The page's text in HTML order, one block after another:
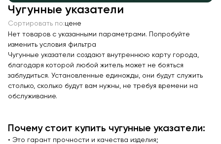
Качалки на пружине
Игровые домики
Канатные дороги
Песочницы
Игровые элементы
Теневые навесы для детских садов
МАФ
Чугунные указатели
Сортировать по:цене
Нет товаров с указанными параметрами. Попробуйте
изменить условия фильтра
Чугунные указатели создают внутреннюю карту города,
благодаря которой любой житель может не бояться
заблудиться. Установленные единожды, они будут служить
столько, сколько будут вам нужны, не требуя времени на
обслуживание.
Почему стоит купить чугунные указатели:
• Это гарант прочности и качества изделия;